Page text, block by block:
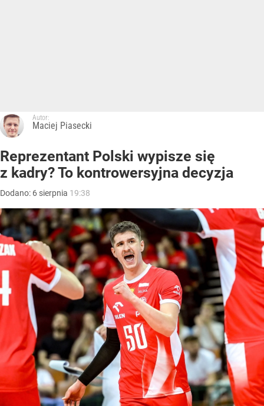
Autor:
Maciej Piasecki
Reprezentant Polski wypisze się
z kadry? To kontrowersyjna decyzja
Dodano: 6 sierpnia 19:38